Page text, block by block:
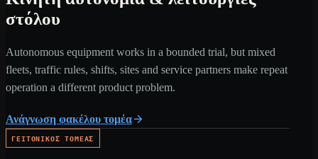
στόλου
Autonomous equipment works in a bounded trial, but mixed
fleets, traffic rules, shifts, sites and service partners make repeat
operation a different product problem.
Ανάγνωση φακέλου τομέα
ΓΕΙΤΟΝΙΚΌΣ ΤΟΜΈΑΣ